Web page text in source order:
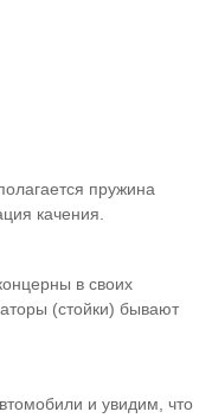
пружина
качения.
в своих
(стойки) бывают
и увидим, что